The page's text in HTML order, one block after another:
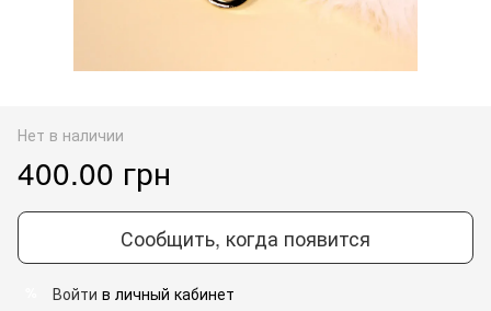
Нет в наличии
400.00 грн
Сообщить, когда появится
Войти в личный кабинет